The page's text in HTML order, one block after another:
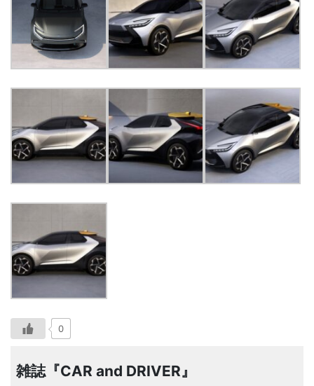
0
雑誌『CAR and DRIVER』